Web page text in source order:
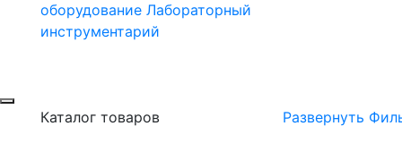
оборудование Лабораторный
инструментарий
Каталог товаров
Развернуть